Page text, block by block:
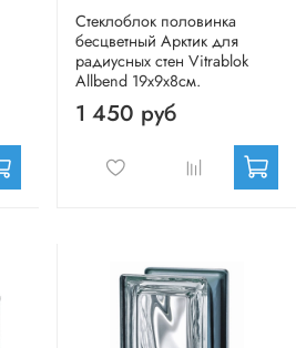
Стеклоблок половинка
бесцветный Арктик для
радиусных стен Vitrablok
Allbend 19х9х8см.
1 450 руб